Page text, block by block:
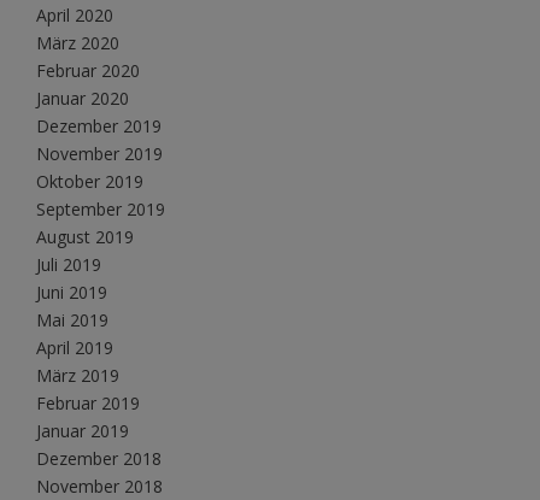
April 2020
März 2020
Februar 2020
Januar 2020
Dezember 2019
November 2019
Oktober 2019
September 2019
August 2019
Juli 2019
Juni 2019
Mai 2019
April 2019
März 2019
Februar 2019
Januar 2019
Dezember 2018
November 2018